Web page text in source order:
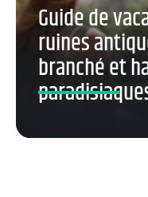
Guide de
ruines
branché et